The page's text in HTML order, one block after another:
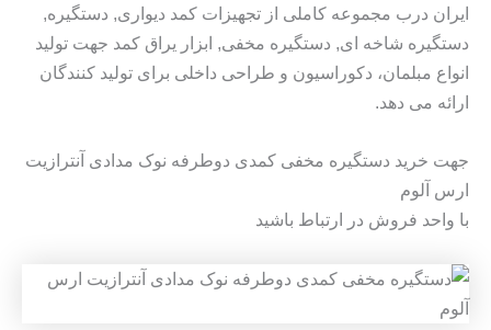
ایران درب مجموعه کاملی از تجهیزات کمد دیواری, دستگیره,
دستگیره شاخه ای, دستگیره مخفی, ابزار یراق کمد جهت تولید
انواع مبلمان، دکوراسیون و طراحی داخلی برای تولید کنندگان
ارائه می دهد.
جهت خرید دستگیره مخفی کمدی دوطرفه نوک مدادی آنترازیت
ارس آلوم
با واحد فروش در ارتباط باشید